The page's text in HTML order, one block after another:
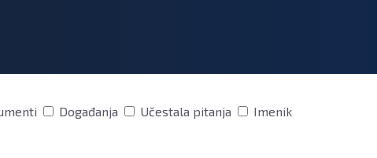
Događanja Učestala pitanja Imenik